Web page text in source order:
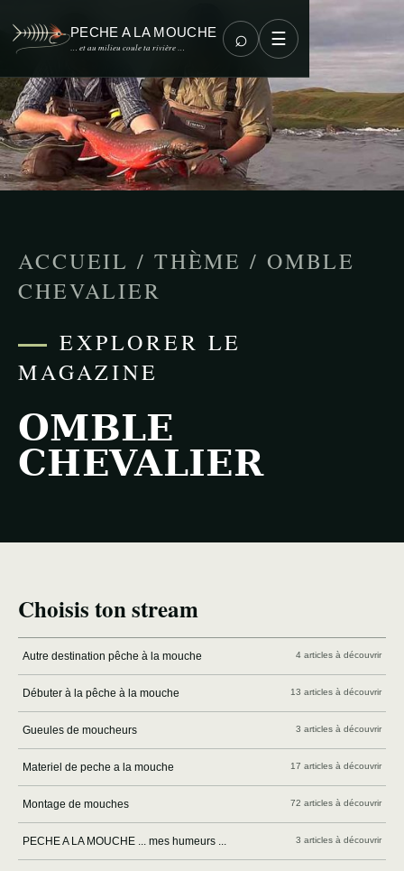
PECHE A LA MOUCHE
… et au milieu coule ta rivière … ⌕ ☰
ACCUEIL / THÈME / OMBLE
CHEVALIER
EXPLORER LE
MAGAZINE
OMBLE
CHEVALIER
Choisis ton stream
Autre destination pêche à la mouche 4 articles à découvrir
Débuter à la pêche à la mouche 13 articles à découvrir
Gueules de moucheurs 3 articles à découvrir
Materiel de peche a la mouche 17 articles à découvrir
Montage de mouches 72 articles à découvrir
PECHE A LA MOUCHE ... mes humeurs ... 3 articles à découvrir